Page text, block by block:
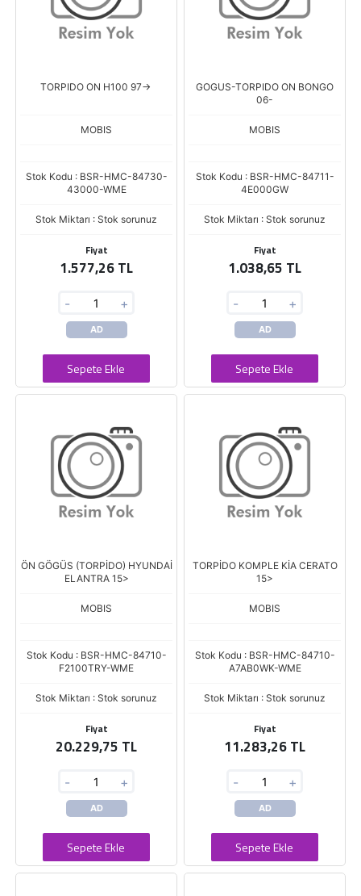
TORPIDO ON H100 97->
MOBIS
Stok Kodu : BSR-HMC-84730-
43000-WME
Stok Miktarı : Stok sorunuz
Fiyat
1.577,26 TL
- +
AD
Sepete Ekle
GOGUS-TORPIDO ON BONGO
06-
MOBIS
Stok Kodu : BSR-HMC-84711-
4E000GW
Stok Miktarı : Stok sorunuz
Fiyat
1.038,65 TL
- +
AD
Sepete Ekle
ÖN GÖGÜS (TORPİDO) HYUNDAİ
ELANTRA 15>
MOBIS
Stok Kodu : BSR-HMC-84710-
F2100TRY-WME
Stok Miktarı : Stok sorunuz
Fiyat
20.229,75 TL
- +
AD
Sepete Ekle
TORPİDO KOMPLE KİA CERATO
15>
MOBIS
Stok Kodu : BSR-HMC-84710-
A7AB0WK-WME
Stok Miktarı : Stok sorunuz
Fiyat
11.283,26 TL
- +
AD
Sepete Ekle